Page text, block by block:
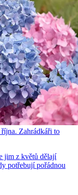
Zahrádkáři to
jim z květů dělají
potřebují pořádnou